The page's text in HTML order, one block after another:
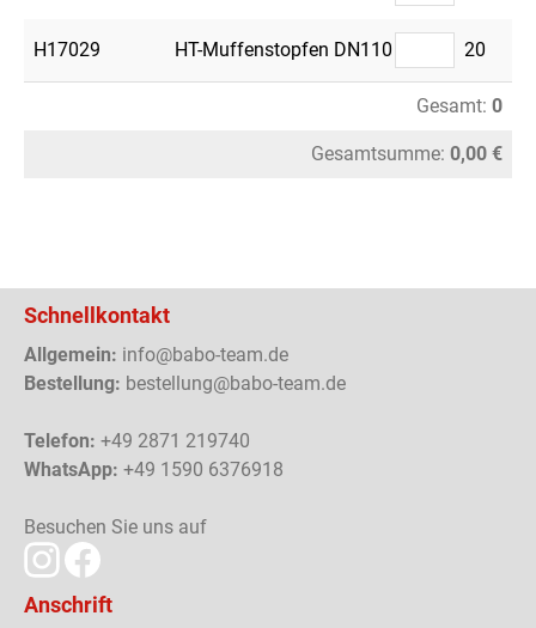
H17029 HT-Muffenstopfen DN110 20
Gesamt: 0
Gesamtsumme: 0,00 €
Schnellkontakt
Allgemein: info@babo-team.de
Bestellung: bestellung@babo-team.de
Telefon: +49 2871 219740
WhatsApp: +49 1590 6376918
Besuchen Sie uns auf
Anschrift